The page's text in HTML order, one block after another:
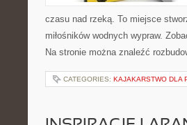
czasu nad rzeką. To miejsce
miłośników wodnych wypraw.
Na stronie można znaleźć
CATEGORIES: KAJAKARSTWO DLA